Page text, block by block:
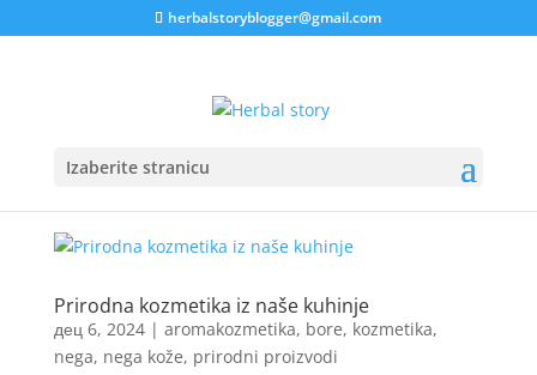
herbalstoryblogger@gmail.com
Izaberite stranicu
Prirodna kozmetika iz naše kuhinje
дец 6, 2024| aromakozmetika, bore, kozmetika,
nega, nega kože, prirodni proizvodi